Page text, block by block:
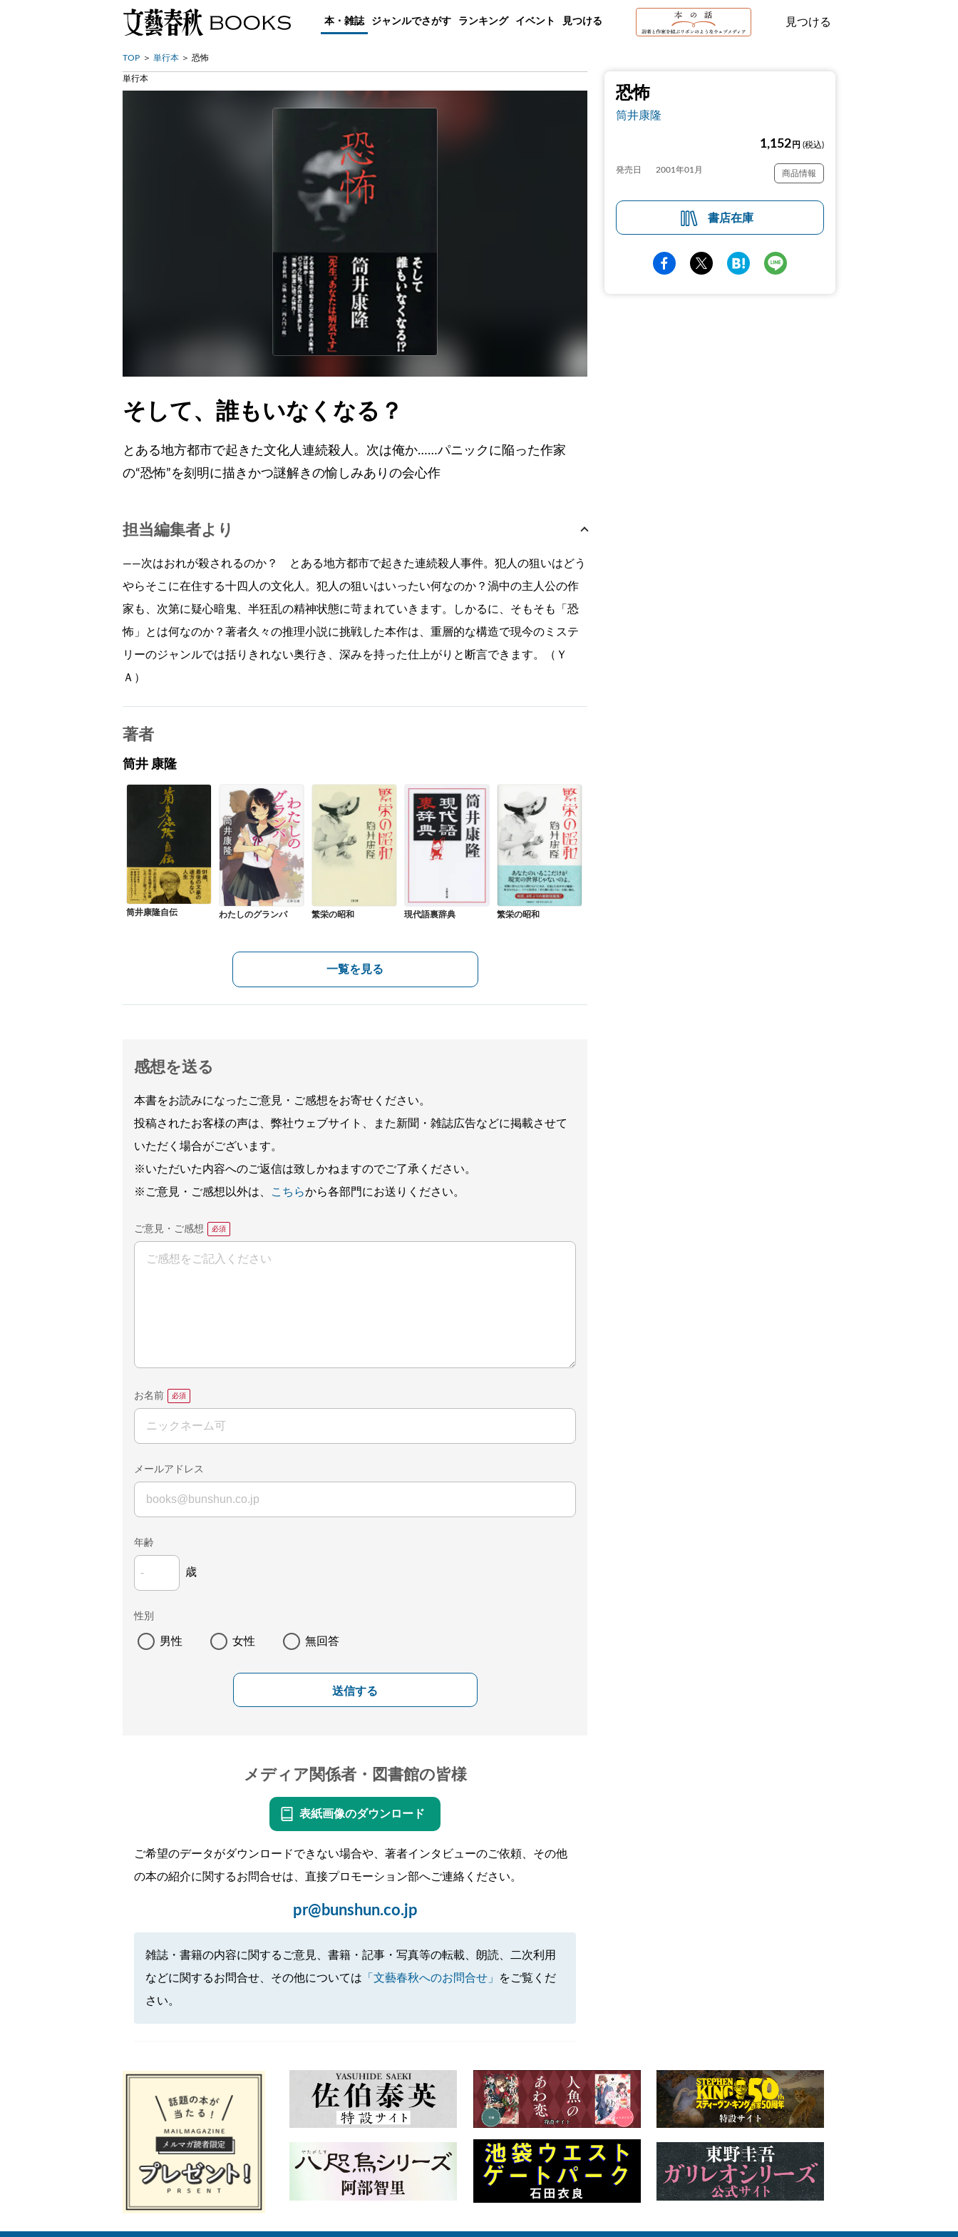
本・雑誌 ジャンルでさがす ランキング イベント 見つける 見つける
TOP 単行本 恐怖
恐怖
筒井康隆
1,152 円 (税込)
発売日 2001年01月 商品情報
書店在庫
単行本
そして、誰もいなくなる？
とある地方都市で起きた文化人連続殺人。次は俺か……パニックに陥った作家
の“恐怖”を刻明に描きかつ謎解きの愉しみありの会心作
担当編集者より
――次はおれが殺されるのか？ とある地方都市で起きた連続殺人事件。犯人の狙いはどう
やらそこに在住する十四人の文化人。犯人の狙いはいったい何なのか？渦中の主人公の作
家も、次第に疑心暗鬼、半狂乱の精神状態に苛まれていきます。しかるに、そもそも「恐
怖」とは何なのか？著者久々の推理小説に挑戦した本作は、重層的な構造で現今のミステ
リーのジャンルでは括りきれない奥行き、深みを持った仕上がりと断言できます。（Ｙ
Ａ）
著者
筒井 康隆
筒井康隆自伝 わたしのグランパ 繁栄の昭和 現代語裏辞典 繁栄の昭和
一覧を見る
感想を送る
本書をお読みになったご意見・ご感想をお寄せください。
投稿されたお客様の声は、弊社ウェブサイト、また新聞・雑誌広告などに掲載させて
いただく場合がございます。
※いただいた内容へのご返信は致しかねますのでご了承ください。
※ご意見・ご感想以外は、
こちらから各部門にお送りください。
ご意見・ご感想
お名前
メールアドレス
年齢
歳
性別
男性 女性 無回答
送信する
メディア関係者・図書館の皆様
表紙画像のダウンロード
ご希望のデータがダウンロードできない場合や、著者インタビューのご依頼、その他
の本の紹介に関するお問合せは、直接プロモーション部へご連絡ください。
pr@bunshun.co.jp
雑誌・書籍の内容に関するご意見、書籍・記事・写真等の転載、朗読、二次利用
などに関するお問合せ、その他については 「文藝春秋へのお問合せ」
をご覧くだ
さい。